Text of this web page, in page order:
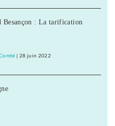
Besançon : La tarification
| 28 juin 2022